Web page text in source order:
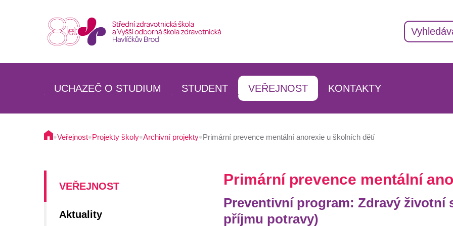
UCHAZEČ O STUDIUM
UBYTOVÁNÍ
STUDENT
STRAVOVÁNÍ
VEŘEJNOST
PARTNEŘI
PROJEKTY ŠKOLY
KONTAKTY
ŠKOLNÍ PORADENSKÉ
PROVOZNÍ
•Veřejnost•Projekty školy•Archivní projekty•Primární prevence mentální anorexie u školních dětí
Primární prevence mentální
Preventivní program: Zdravý životní
příjmu potravy)
VEŘEJNOST
Aktuality